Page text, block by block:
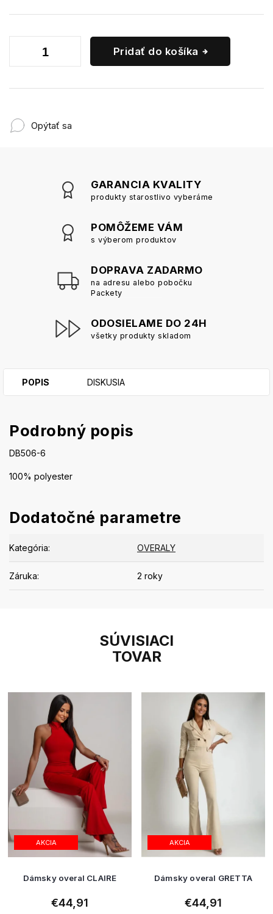
Pridať do košíka
Opýtať sa
GARANCIA KVALITY
produkty starostlivo vyberáme
POMÔŽEME VÁM
s výberom produktov
DOPRAVA ZADARMO
na adresu alebo pobočku
Packety
ODOSIELAME DO 24H
všetky produkty skladom
SÚVISIACI
TOVAR
AKCIA
Dámsky overal CLAIRE
€44,91
AKCIA
Dámsky overal GRETTA
€44,91
POPIS DISKUSIA
Podrobný popis
DB506-6
100% polyester
Dodatočné parametre
Kategória: OVERALY
Záruka: 2 roky